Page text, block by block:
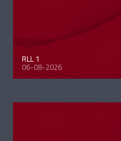
RLL 1
06-08-2026